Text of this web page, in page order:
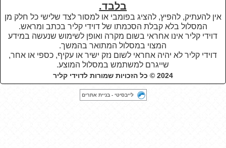
בלבד.
אין להעתיק, להפיץ, להציג בפומבי או למסור לצד שלישי כל חלק מן
המסלול בלא קבלת הסכמתו של דוידי קליר בכתב ומראש.
דוידי קליר אינו אחראי בשום מקרה ואופן לשימוש שנעשה במידע
המצוי במסלול המתואר בהמשך.
דוידי קליר לא יהיה אחראי לשום נזק ישיר או עקיף, כספי או אחר,
שייגרם למשתמש במסלול המוצע.
2024 © כל הזכויות שמורות לדוידי קליר
לייבסיטי - בניית אתרים